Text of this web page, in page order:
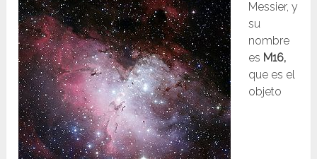
Messier, y
su
nombre
es M16,
que es el
objeto